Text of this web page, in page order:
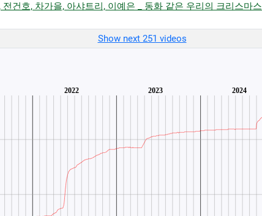
건호, 차가을, 아샤트리, 이예은 _ 동화 같은 우리의 크리스마스
Show next 251 videos